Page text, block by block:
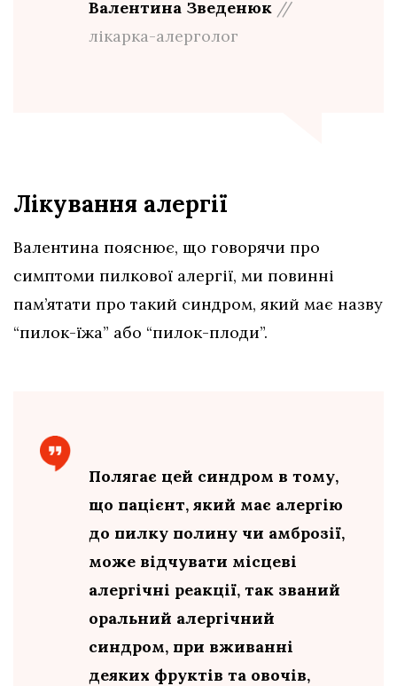
Валентина Зведенюк //
лікарка-алерголог
Лікування алергії
Валентина пояснює, що говорячи про
симптоми пилкової алергії, ми повинні
пам’ятати про такий синдром, який має назву
“пилок-їжа” або “пилок-плоди”.
Полягає цей синдром в тому,
що пацієнт, який має алергію
до пилку полину чи амброзії,
може відчувати місцеві
алергічні реакції, так званий
оральний алергічний
синдром, при вживанні
деяких фруктів та овочів,